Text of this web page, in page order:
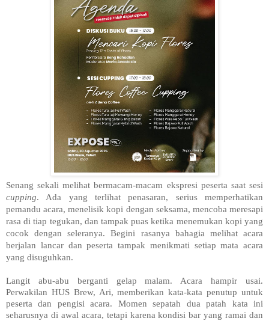
Senang sekali melihat bermacam-macam ekspresi peserta saat sesi
cupping. Ada yang terlihat penasaran, serius memperhatikan
pemandu acara, menelisik kopi dengan seksama, mencoba meresapi
rasa di tiap tegukan, dan tampak puas ketika menemukan kopi yang
cocok dengan seleranya. Begini rasanya bahagia melihat acara
berjalan lancar dan peserta tampak menikmati setiap mata acara
yang disuguhkan.
Langit abu-abu berganti gelap malam. Acara hampir usai.
Perwakilan HUS Brew, Ari, memberikan kata-kata penutup untuk
peserta dan pengisi acara. Momen sepatah dua patah kata ini
seharusnya di awal acara, tetapi karena kondisi bar yang ramai dan